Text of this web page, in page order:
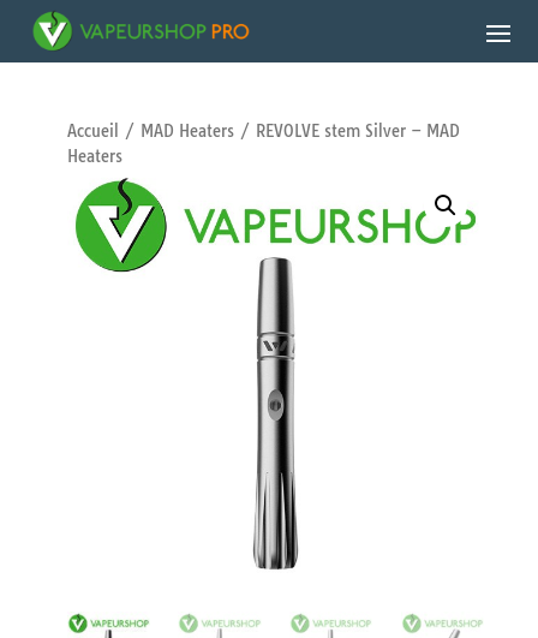
Accueil / MAD Heaters/ REVOLVE stem Silver – MAD
Heaters